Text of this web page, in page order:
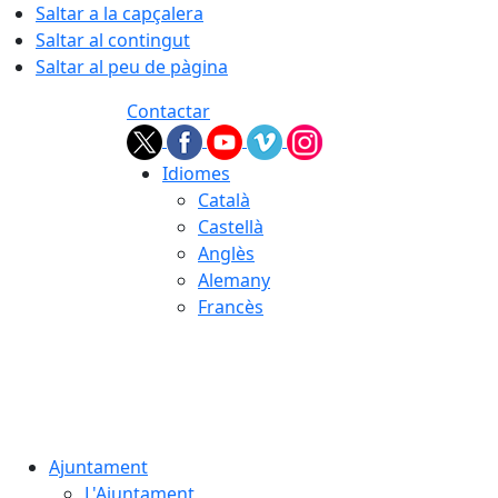
Saltar a la capçalera
Saltar al contingut
Saltar al peu de pàgina
Contactar
Idiomes
Català
Castellà
Anglès
Alemany
Francès
Ajuntament